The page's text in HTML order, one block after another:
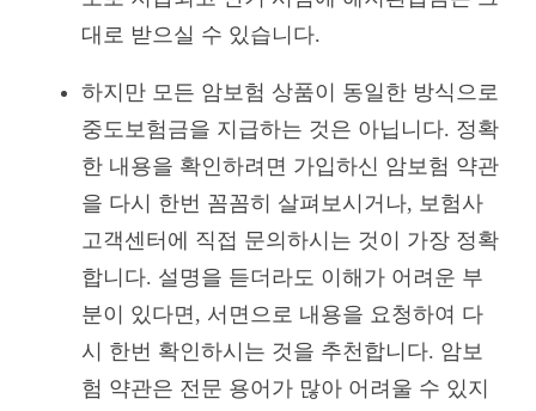
대로 받으실 수 있습니다.
하지만 모든 암보험 상품이 동일한 방식으로
중도보험금을 지급하는 것은 아닙니다. 정확
한 내용을 확인하려면 가입하신 암보험 약관
을 다시 한번 꼼꼼히 살펴보시거나, 보험사
고객센터에 직접 문의하시는 것이 가장 정확
합니다. 설명을 듣더라도 이해가 어려운 부
분이 있다면, 서면으로 내용을 요청하여 다
시 한번 확인하시는 것을 추천합니다. 암보
험 약관은 전문 용어가 많아 어려울 수 있지